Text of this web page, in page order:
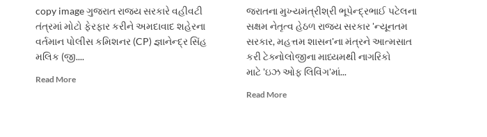
copy image ગુજરાત રાજ્ય સરકારે વહીવટી
તંત્રમાં મોટો ફેરફાર કરીને અમદાવાદ શહેરના
વર્તમાન પોલીસ કમિશનર (CP) જ્ઞાનેન્દ્ર સિંહ
મલિક (જી....
Read MoreRead
જરાતના મુખ્યમંત્રીશ્રી ભૂપેન્દ્રભાઈ પટેલના
સક્ષમ નેતૃત્વ હેઠળ રાજ્ય સરકાર 'ન્યૂનતમ
સરકાર, મહત્તમ શાસન'ના મંત્રને આત્મસાત
કરી ટેક્નોલોજીના માધ્યમથી નાગરિકો
માટે 'ઇઝ ઓફ લિવિંગ'માં...
Read MoreRead